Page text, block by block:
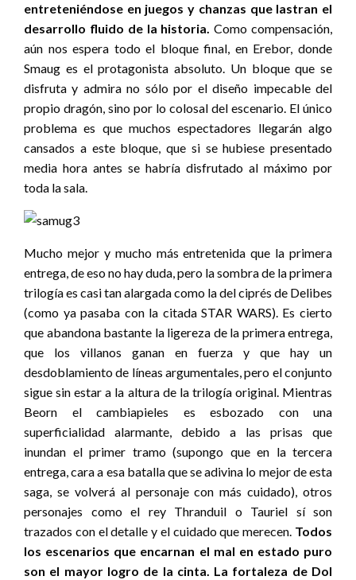
entreteniéndose en juegos y chanzas que lastran el
desarrollo fluido de la historia. Como compensación,
aún nos espera todo el bloque final, en Erebor, donde
Smaug es el protagonista absoluto. Un bloque que se
disfruta y admira no sólo por el diseño impecable del
propio dragón, sino por lo colosal del escenario. El único
problema es que muchos espectadores llegarán algo
cansados a este bloque, que si se hubiese presentado
media hora antes se habría disfrutado al máximo por
toda la sala.
Mucho mejor y mucho más entretenida que la primera
entrega, de eso no hay duda, pero la sombra de la primera
trilogía es casi tan alargada como la del ciprés de Delibes
(como ya pasaba con la citada STAR WARS). Es cierto
que abandona bastante la ligereza de la primera entrega,
que los villanos ganan en fuerza y que hay un
desdoblamiento de líneas argumentales, pero el conjunto
sigue sin estar a la altura de la trilogía original. Mientras
Beorn el cambiapieles es esbozado con una
superficialidad alarmante, debido a las prisas que
inundan el primer tramo (supongo que en la tercera
entrega, cara a esa batalla que se adivina lo mejor de esta
saga, se volverá al personaje con más cuidado), otros
personajes como el rey Thranduil o Tauriel sí son
trazados con el detalle y el cuidado que merecen. Todos
los escenarios que encarnan el mal en estado puro
son el mayor logro de la cinta. La fortaleza de Dol